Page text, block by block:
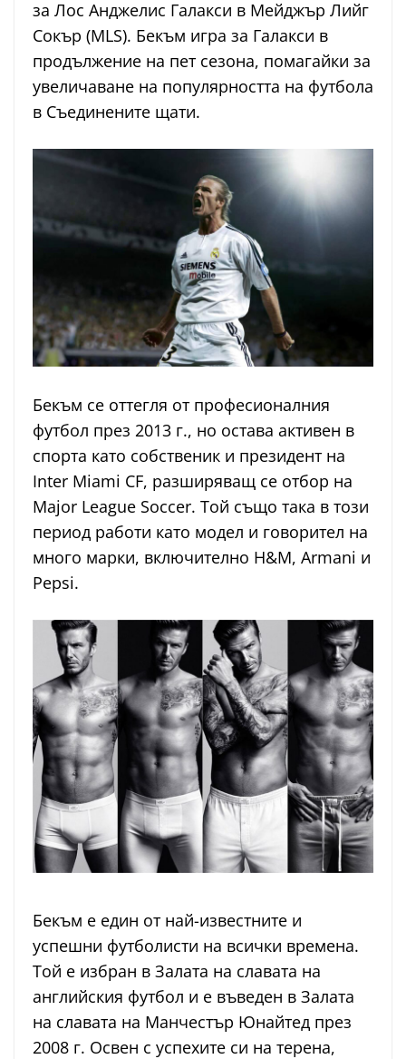
за Лос Анджелис Галакси в Мейджър Лийг
Сокър (MLS). Бекъм игра за Галакси в
продължение на пет сезона, помагайки за
увеличаване на популярността на футбола
в Съединените щати.
Бекъм се оттегля от професионалния
футбол през 2013 г., но остава активен в
спорта като собственик и президент на
Inter Miami CF, разширяващ се отбор на
Major League Soccer. Той също така в този
период работи като модел и говорител на
много марки, включително H&M, Armani и
Pepsi.
Бекъм е един от най-известните и
успешни футболисти на всички времена.
Той е избран в Залата на славата на
английския футбол и е въведен в Залата
на славата на Манчестър Юнайтед през
2008 г. Освен с успехите си на терена,